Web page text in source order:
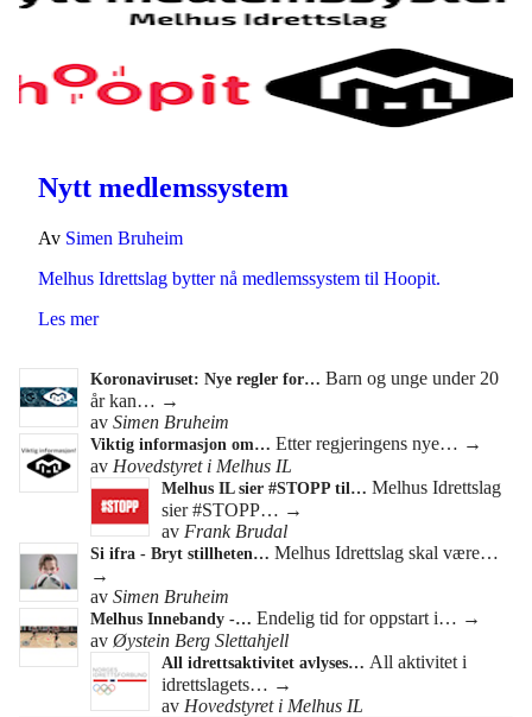
Nytt medlemssystem
Av Simen Bruheim
Melhus Idrettslag bytter nå medlemssystem til Hoopit.
Les mer
Koronaviruset: Nye regler for… Barn og unge under 20
år kan… →
av Simen Bruheim
Viktig informasjon om… Etter regjeringens nye… →
av Hovedstyret i Melhus IL
Melhus IL sier #STOPP til… Melhus Idrettslag
sier #STOPP… →
av Frank Brudal
Si ifra - Bryt stillheten… Melhus Idrettslag skal være…
→
av Simen Bruheim
Melhus Innebandy -… Endelig tid for oppstart i… →
av Øystein Berg Slettahjell
All idrettsaktivitet avlyses… All aktivitet i
idrettslagets… →
av Hovedstyret i Melhus IL